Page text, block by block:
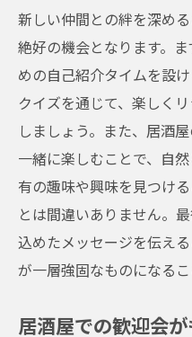
新しい仲間との絆を深め
絶好の機会となります。
めの自己紹介タイムを設
クイズを通じて、楽しく
しましょう。また、居酒
一緒に楽しむことで、自
有の趣味や興味を見つけ
とは間違いありません。
込めたメッセージを伝え
が一層強固なものになるこ
居酒屋での歓迎会